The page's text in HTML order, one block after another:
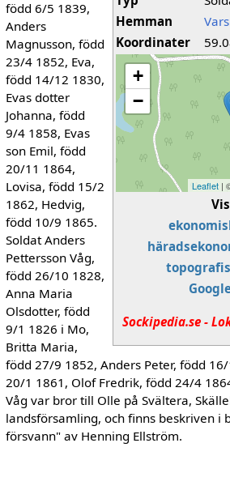
Hemman
Koordinater
+
−
Leaflet |
Sockipedia.se -
född 6/5 1839,
Anders
Magnusson, född
23/4 1852, Eva,
född 14/12 1830,
Evas dotter
Johanna, född
9/4 1858, Evas
son Emil, född
20/11 1864,
Lovisa, född 15/2
1862, Hedvig,
född 10/9 1865.
Soldat Anders
Pettersson Våg,
född 26/10 1828,
Anna Maria
Olsdotter, född
9/1 1826 i Mo,
Britta Maria,
född 27/9 1852, Anders Peter, född
20/1 1861, Olof Fredrik, född 24/4
Våg var bror till Olle på Svältera,
landsförsamling, och finns beskriven i
försvann" av Henning Ellström.